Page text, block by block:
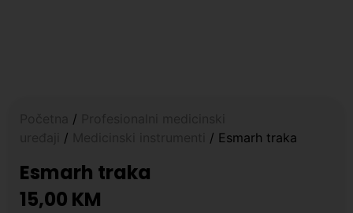
/
/ / Esmarh traka
Esmarh traka
15,00 KM